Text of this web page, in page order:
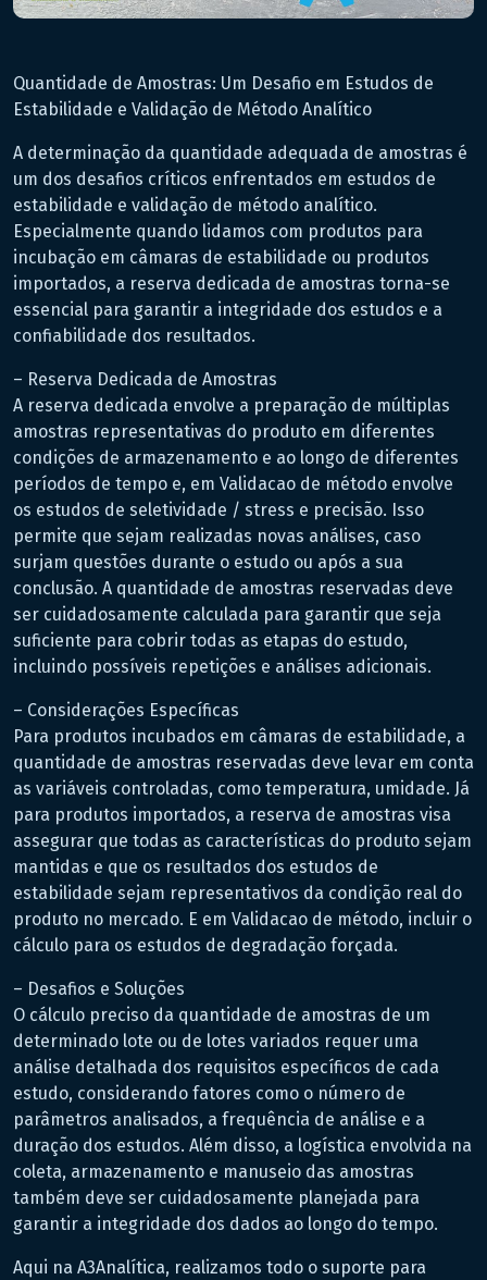
Quantidade de Amostras: Um Desafio em Estudos de
Estabilidade e Validação de Método Analítico
A determinação da quantidade adequada de amostras é
um dos desafios críticos enfrentados em estudos de
estabilidade e validação de método analítico.
Especialmente quando lidamos com produtos para
incubação em câmaras de estabilidade ou produtos
importados, a reserva dedicada de amostras torna-se
essencial para garantir a integridade dos estudos e a
confiabilidade dos resultados.
– Reserva Dedicada de Amostras
A reserva dedicada envolve a preparação de múltiplas
amostras representativas do produto em diferentes
condições de armazenamento e ao longo de diferentes
períodos de tempo e, em Validacao de método envolve
os estudos de seletividade / stress e precisão. Isso
permite que sejam realizadas novas análises, caso
surjam questões durante o estudo ou após a sua
conclusão. A quantidade de amostras reservadas deve
ser cuidadosamente calculada para garantir que seja
suficiente para cobrir todas as etapas do estudo,
incluindo possíveis repetições e análises adicionais.
– Considerações Específicas
Para produtos incubados em câmaras de estabilidade, a
quantidade de amostras reservadas deve levar em conta
as variáveis controladas, como temperatura, umidade. Já
para produtos importados, a reserva de amostras visa
assegurar que todas as características do produto sejam
mantidas e que os resultados dos estudos de
estabilidade sejam representativos da condição real do
produto no mercado. E em Validacao de método, incluir o
cálculo para os estudos de degradação forçada.
– Desafios e Soluções
O cálculo preciso da quantidade de amostras de um
determinado lote ou de lotes variados requer uma
análise detalhada dos requisitos específicos de cada
estudo, considerando fatores como o número de
parâmetros analisados, a frequência de análise e a
duração dos estudos. Além disso, a logística envolvida na
coleta, armazenamento e manuseio das amostras
também deve ser cuidadosamente planejada para
garantir a integridade dos dados ao longo do tempo.
Aqui na A3Analítica, realizamos todo o suporte para